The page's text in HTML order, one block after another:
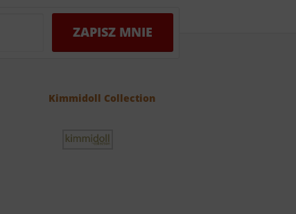
Kimmidoll Collection